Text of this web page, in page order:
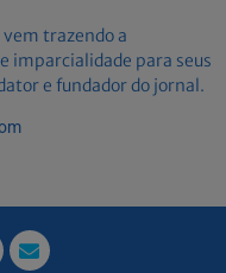
vem trazendo a
imparcialidade para seus
e fundador do jornal.